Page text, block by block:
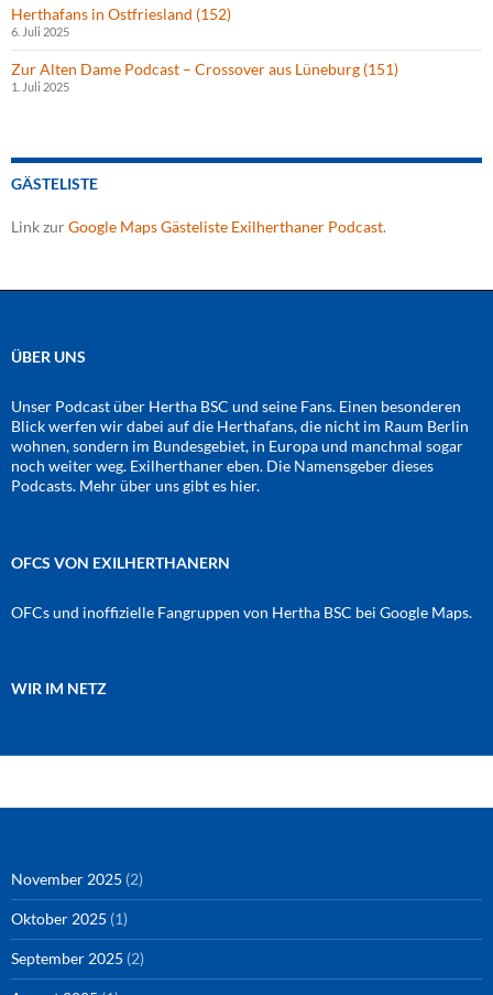
Herthafans in Ostfriesland (152)
6. Juli 2025
Zur Alten Dame Podcast – Crossover aus Lüneburg (151)
1. Juli 2025
GÄSTELISTE
Link zurGoogle Maps Gästeliste Exilherthaner Podcast.
ÜBER UNS
Unser Podcast über Hertha BSC und seine Fans. Einen besonderen
Blick werfen wir dabei auf die Herthafans, die nicht im Raum Berlin
wohnen, sondern im Bundesgebiet, in Europa und manchmal sogar
noch weiter weg. Exilherthaner eben. Die Namensgeber dieses
Podcasts. Mehr über uns gibt es hier.
OFCS VON EXILHERTHANERN
OFCs und inoffizielle Fangruppen von Hertha BSC bei Google Maps.
WIR IM NETZ
November 2025 (2)
Oktober 2025 (1)
September 2025 (2)